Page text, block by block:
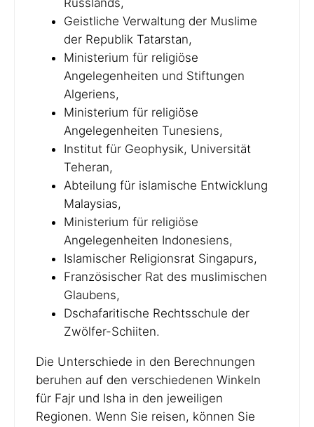
Russlands,
Geistliche Verwaltung der Muslime
der Republik Tatarstan,
Ministerium für religiöse
Angelegenheiten und Stiftungen
Algeriens,
Ministerium für religiöse
Angelegenheiten Tunesiens,
Institut für Geophysik, Universität
Teheran,
Abteilung für islamische Entwicklung
Malaysias,
Ministerium für religiöse
Angelegenheiten Indonesiens,
Islamischer Religionsrat Singapurs,
Französischer Rat des muslimischen
Glaubens,
Dschafaritische Rechtsschule der
Zwölfer-Schiiten.
Die Unterschiede in den Berechnungen
beruhen auf den verschiedenen Winkeln
für Fajr und Isha in den jeweiligen
Regionen. Wenn Sie reisen, können Sie